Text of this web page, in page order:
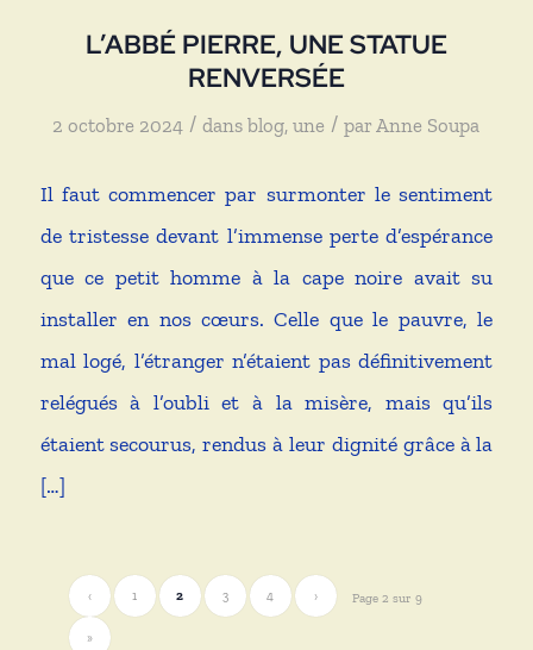
L’ABBÉ PIERRE, UNE STATUE
RENVERSÉE
2 octobre 2024 / dansblog,une / par Anne Soupa
Il faut commencer par surmonter le sentiment
de tristesse devant l’immense perte d’espérance
que ce petit homme à la cape noire avait su
installer en nos cœurs. Celle que le pauvre, le
mal logé, l’étranger n’étaient pas définitivement
relégués à l’oubli et à la misère, mais qu’ils
étaient secourus, rendus à leur dignité grâce à la
[…]
Page 2 sur 9
‹ 1 2 3 4 ›
»